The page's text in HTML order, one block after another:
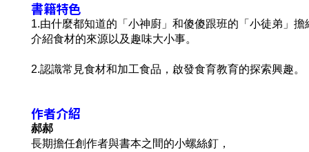
書籍特色
1.由什麼都知道的「小神廚」和傻傻跟班的「小徒弟」擔
介紹食材的來源以及趣味大小事。
2.認識常見食材和加工食品，啟發食育教育的探索興趣。
作者介紹
郝郝
長期擔任創作者與書本之間的小螺絲釘，